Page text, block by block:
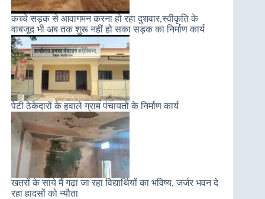
कच्चे सड़क से आवागमन करना हो रहा दुशवार,स्वीकृति के
वाबजूद भी अब तक शुरू नहीं हो सका सड़क का निर्माण कार्य
पेटी ठेकेदारों के हवाले ग्राम पंचायतों के निर्माण कार्य
खतरों के साये मैं गढ़ा जा रहा विद्यार्थियों का भविष्य, जर्जर भवन दे
रहा हादसों को न्यौता